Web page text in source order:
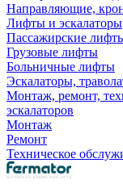
Направляющие,
Лифты и эскалаторы
Пассажирские
Грузовые лифты
Больничные лифты
Эскалаторы,
Монтаж, ремонт,
эскалаторов
Монтаж
Ремонт
Техническое